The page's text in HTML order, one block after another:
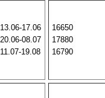
13.06-17.06
20.06-08.07
11.07-19.08
16650
17880
16790